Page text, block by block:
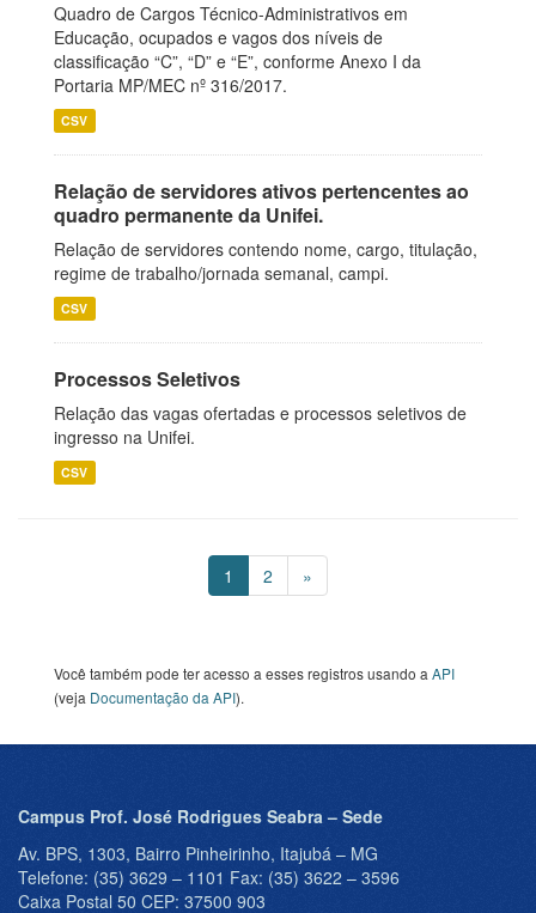
Quadro de Cargos Técnico-Administrativos em
Educação, ocupados e vagos dos níveis de
classificação “C”, “D” e “E”, conforme Anexo I da
Portaria MP/MEC nº 316/2017.
CSV
Relação de servidores ativos pertencentes ao
quadro permanente da Unifei.
Relação de servidores contendo nome, cargo, titulação,
regime de trabalho/jornada semanal, campi.
CSV
Processos Seletivos
Relação das vagas ofertadas e processos seletivos de
ingresso na Unifei.
CSV
1 2 »
Você também pode ter acesso a esses registros usando a API
(veja Documentação da API).
Campus Prof. José Rodrigues Seabra – Sede
Av. BPS, 1303, Bairro Pinheirinho, Itajubá – MG
Telefone: (35) 3629 – 1101 Fax: (35) 3622 – 3596
Caixa Postal 50 CEP: 37500 903